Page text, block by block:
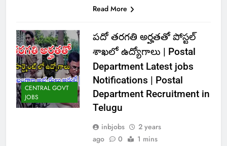
Read More
CENTRAL GOVT
JOBS
పదో తరగతి అర్హతతో పోస్టల్
శాఖలో ఉద్యోగాలు | Postal
Department Latest jobs
Notifications | Postal
Department Recruitment in
Telugu
inbjobs
2 years
ago
0 1 mins